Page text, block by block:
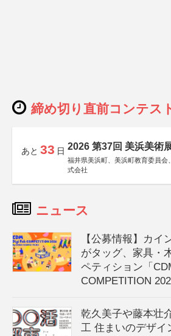
締め切り直前コンテス
あと 33 日 2026 第37回 美浜美術
福井県美浜町、美浜町教育委員会
式会社
ニュース
【公募情報】カイ
がタッグ、家具・
ペティション「
COMPETITION
乾久美子や藤本壮
工 住まいのデザイ